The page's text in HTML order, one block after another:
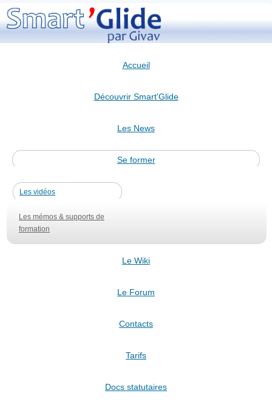
Accueil
Découvrir Smart'Glide
Les News
Se former
Les vidéos
Les mémos & supports de
formation
Le Wiki
Le Forum
Contacts
Tarifs
Docs statutaires